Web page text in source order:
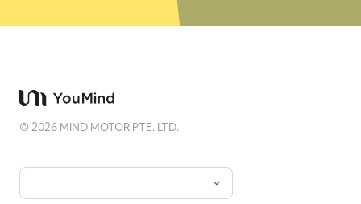
©2026 MIND MOTOR PTE. LTD.